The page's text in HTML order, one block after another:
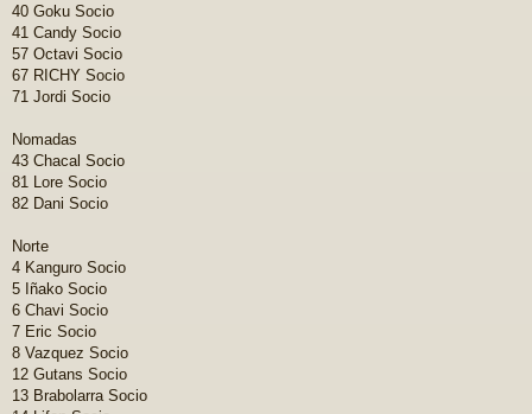
40 Goku Socio
41 Candy Socio
57 Octavi Socio
67 RICHY Socio
71 Jordi Socio
Nomadas
43 Chacal Socio
81 Lore Socio
82 Dani Socio
Norte
4 Kanguro Socio
5 Iñako Socio
6 Chavi Socio
7 Eric Socio
8 Vazquez Socio
12 Gutans Socio
13 Brabolarra Socio